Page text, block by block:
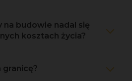
na budowie nadal się
kosztach życia?
granicę?